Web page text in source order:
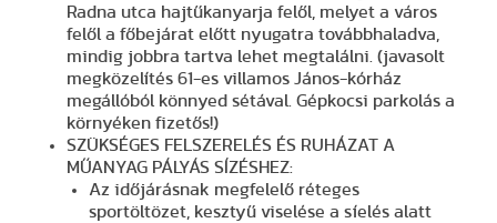
Radna utca hajtűkanyarja felől, melyet a város
felől a főbejárat előtt nyugatra továbbhaladva,
mindig jobbra tartva lehet megtalálni. (javasolt
megközelítés 61-es villamos János-kórház
megállóból könnyed sétával. Gépkocsi parkolás a
környéken fizetős!)
SZÜKSÉGES FELSZERELÉS ÉS RUHÁZAT A
MŰANYAG PÁLYÁS SÍZÉSHEZ:
Az időjárásnak megfelelő réteges
sportöltözet, kesztyű viselése a síelés alatt